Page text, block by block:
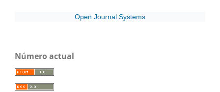
Open Journal Systems
Número actual